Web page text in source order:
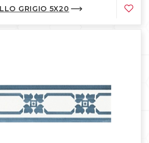
COTTAGE LISTELLO GRIGIO 5X20